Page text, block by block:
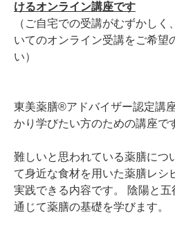
けるオンライン講座です
（ご自宅での受講がむずかし
いてのオンライン受講をご希望
い）
東美薬膳®アドバイザー認定講
かり学びたい方のための講座で
難しいと思われている薬膳につ
て身近な食材を用いた薬膳レシ
実践できる内容です。 陰陽と
通じて薬膳の基礎を学びます。